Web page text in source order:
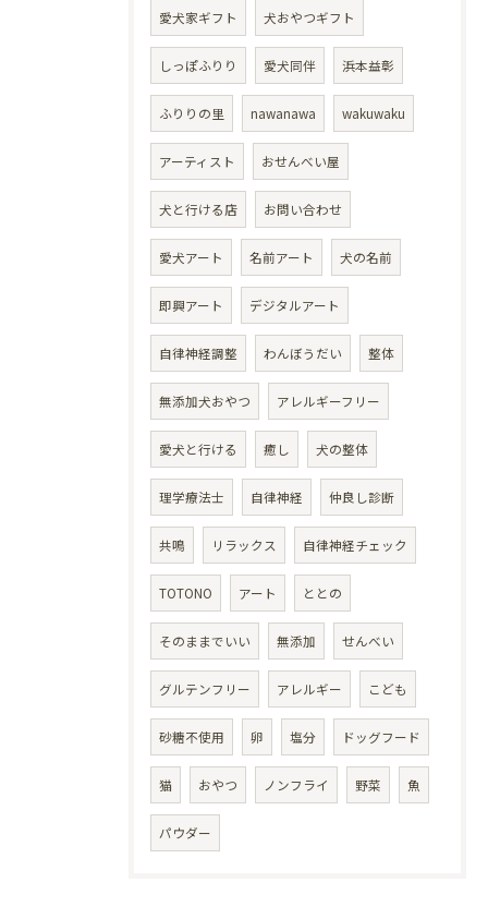
愛犬家ギフト 犬おやつギフト
しっぽふりり 愛犬同伴 浜本益彰
ふりりの里 nawanawa wakuwaku
アーティスト おせんべい屋
犬と行ける店 お問い合わせ
愛犬アート 名前アート 犬の名前
即興アート デジタルアート
自律神経調整 わんぼうだい 整体
無添加犬おやつ アレルギーフリー
愛犬と行ける 癒し 犬の整体
理学療法士 自律神経 仲良し診断
共鳴 リラックス 自律神経チェック
TOTONO アート ととの
そのままでいい 無添加 せんべい
グルテンフリー アレルギー こども
砂糖不使用 卵 塩分 ドッグフード
猫 おやつ ノンフライ 野菜 魚
パウダー